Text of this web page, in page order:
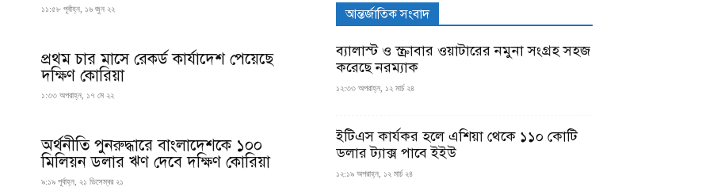
১১:৫৮ পূর্বাহ্ন, ১৬ জুন ২২
প্রথম চার মাসে রেকর্ড কার্যাদেশ পেয়েছে
দক্ষিণ কোরিয়া
১:৩৩ অপরাহ্ন, ১৭ মে ২২
অর্থনীতি পুনরুদ্ধারে বাংলাদেশকে ১০০
মিলিয়ন ডলার ঋণ দেবে দক্ষিণ কোরিয়া
৯:১৯ পূর্বাহ্ন, ২১ ডিসেম্বর ২১
আন্তর্জাতিক সংবাদ
ব্যালাস্ট ও স্ক্রাবার ওয়াটারের নমুনা সংগ্রহ সহজ
করেছে নরম্যাক
১২:৩৩ অপরাহ্ন, ১২ মার্চ ২৪
ইটিএস কার্যকর হলে এশিয়া থেকে ১১০ কোটি
ডলার ট্যাক্স পাবে ইইউ
১২:১৯ অপরাহ্ন, ১২ মার্চ ২৪